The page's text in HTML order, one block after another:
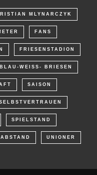
MLYNARCZYK
FANS
FRIESENSTADION
WEISS- BRIESEN
SAISON
SPIELSTAND
UNIONER